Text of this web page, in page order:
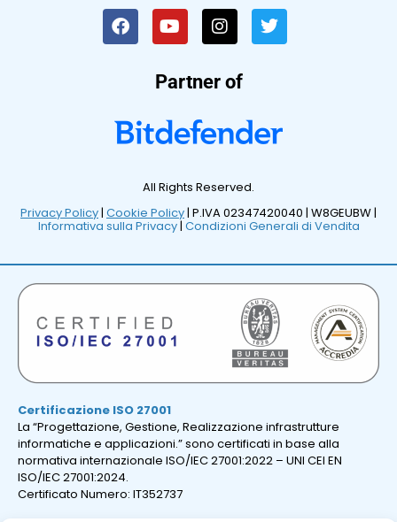
Partner of
All Rights Reserved.
Privacy Policy| Cookie Policy| P.IVA 02347420040 | W8GEUBW |
Informativa sulla Privacy| Condizioni Generali di Vendita
Certificazione ISO 27001
La “Progettazione, Gestione, Realizzazione infrastrutture
informatiche e applicazioni.” sono certificati in base alla
normativa internazionale ISO/IEC 27001:2022 – UNI CEI EN
ISO/IEC 27001:2024.
Certificato Numero: IT352737